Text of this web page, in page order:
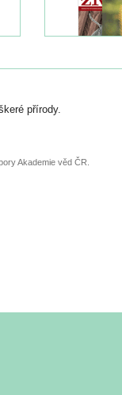
přírody.
Akademie věd ČR.